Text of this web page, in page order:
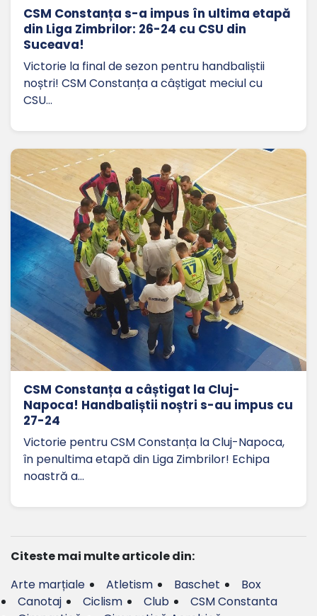
CSM Constanța s-a impus în ultima etapă
din Liga Zimbrilor: 26-24 cu CSU din
Suceava!
Victorie la final de sezon pentru handbaliștii
noștri! CSM Constanța a câștigat meciul cu
CSU…
CSM Constanța a câștigat la Cluj-
Napoca! Handbaliștii noștri s-au impus cu
27-24
Victorie pentru CSM Constanța la Cluj-Napoca,
în penultima etapă din Liga Zimbrilor! Echipa
noastră a…
Citeste mai multe articole din:
Arte marțiale
Atletism Baschet
Box
Canotaj
Ciclism Club
CSM Constanta